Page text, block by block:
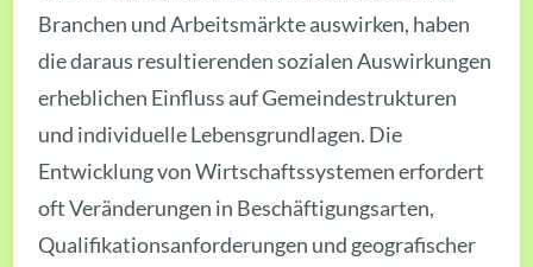
Branchen und Arbeitsmärkte auswirken, haben
die daraus resultierenden sozialen Auswirkungen
erheblichen Einfluss auf Gemeindestrukturen
und individuelle Lebensgrundlagen. Die
Entwicklung von Wirtschaftssystemen erfordert
oft Veränderungen in Beschäftigungsarten,
Qualifikationsanforderungen und geografischer